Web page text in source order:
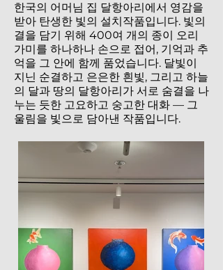
한국의 어머님 집 달항아리에서 영감을
받아 탄생한 빛의 설치작품입니다. 빛의
결을 담기 위해 400여 개의 종이 오리
가미를 하나하나 손으로 접어, 기억과 추
억을 그 안에 함께 품었습니다. 달빛이
지닌 순결하고 은은한 흰빛, 그리고 하늘
의 달과 땅의 달항아리가 서로 숨결을 나
누는 듯한 고요하고 숭고한 대화 — 그
울림을 빛으로 담아낸 작품입니다.